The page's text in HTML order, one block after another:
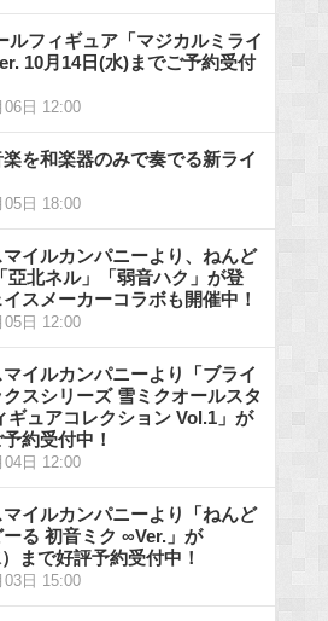
ルフィギュア「マジカルミライ
10月14日(水)までご予約受付
06日 12:00
を和楽器のみで奏でる新ライ
05日 18:00
イルカンパニーより、ねんど
亞北ネル」「弱音ハク」が登
スメーカーコラボも開催中！
05日 12:00
イルカンパニーより「ブライ
スシリーズ 雪ミクオールスタ
ギュアコレクション Vol.1」が
約受付中！
04日 12:00
イルカンパニーより「ねんど
る 初音ミク ∞Ver.」が
まで好評予約受付中！
03日 15:00